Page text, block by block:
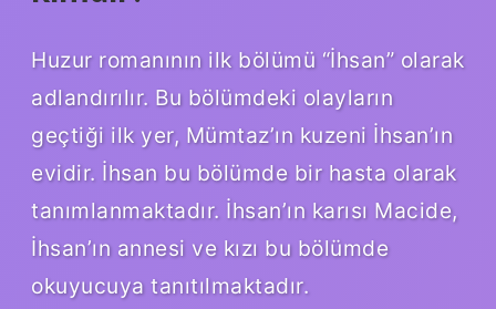
Huzur romanının ilk bölümü “İhsan” olarak
adlandırılır. Bu bölümdeki olayların
geçtiği ilk yer, Mümtaz’ın kuzeni İhsan’ın
evidir. İhsan bu bölümde bir hasta olarak
tanımlanmaktadır. İhsan’ın karısı Macide,
İhsan’ın annesi ve kızı bu bölümde
okuyucuya tanıtılmaktadır.